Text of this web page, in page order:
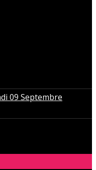
09 Septembre